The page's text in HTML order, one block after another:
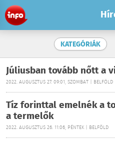
KATEGÓRIÁK
Júliusban tovább nőtt a
2022. AUGUSZTUS 27. 09:01, SZOMBAT | BELFÖLD
Tíz forinttal emelnék a
a termelők
2022. AUGUSZTUS 26. 11:06, PÉNTEK | BELFÖLD